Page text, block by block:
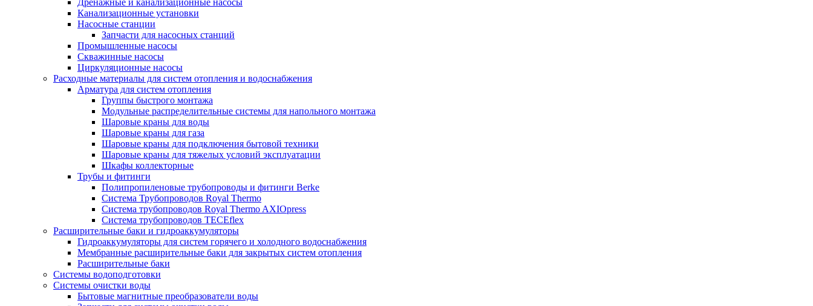
Дренажные и канализационные насосы
Канализационные установки
Насосные станции
Запчасти для насосных станций
Промышленные насосы
Скважинные насосы
Циркуляционные насосы
Расходные материалы для систем отопления и водоснабжения
Арматура для систем отопления
Группы быстрого монтажа
Модульные распределительные системы для напольного монтажа
Шаровые краны для воды
Шаровые краны для газа
Шаровые краны для подключения бытовой техники
Шаровые краны для тяжелых условий эксплуатации
Шкафы коллекторные
Трубы и фитинги
Полипропиленовые трубопроводы и фитинги Berke
Система Трубопроводов Royal Thermo
Система трубопроводов Royal Thermo AXIOpress
Система трубопроводов TECEflex
Расширительные баки и гидроаккумуляторы
Гидроаккумуляторы для систем горячего и холодного водоснабжения
Мембранные расширительные баки для закрытых систем отопления
Расширительные баки
Системы водоподготовки
Системы очистки воды
Бытовые магнитные преобразователи воды